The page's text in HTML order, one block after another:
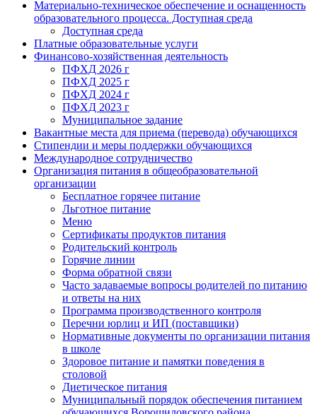
Материально-техническое обеспечение и оснащенность
образовательного процесса. Доступная среда
Доступная среда
Платные образовательные услуги
Финансово-хозяйственная деятельность
ПФХД 2026 г
ПФХД 2025 г
ПФХД 2024 г
ПФХД 2023 г
Муниципальное задание
Вакантные места для приема (перевода) обучающихся
Стипендии и меры поддержки обучающихся
Международное сотрудничество
Организация питания в общеобразовательной
организации
Бесплатное горячее питание
Льготное питание
Меню
Сертификаты продуктов питания
Родительский контроль
Горячие линии
Форма обратной связи
Часто задаваемые вопросы родителей по питанию
и ответы на них
Программа производственного контроля
Перечни юрлиц и ИП (поставщики)
Нормативные документы по организации питания
в школе
Здоровое питание и памятки поведения в
столовой
Диетическое питания
Муниципальный порядок обеспечения питанием